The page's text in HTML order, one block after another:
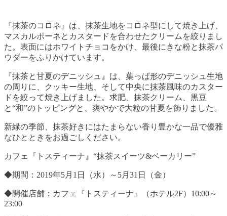
『抹茶のコロネ』は、抹茶生地をコロネ型にして焼き上げ、
マスカルポーネとカスタードを合わせたクリームを絞りまし
た。表面にはホワイトチョコをかけ、最後にきな粉と抹茶パ
ウダーをふりかけています。
『抹茶と甘夏のデニッシュ』は、葉っぱ形のデニッシュ生地
の周りに、クッキー生地、そして中央に抹茶風味のカスター
ドを絞って焼き上げました。求肥、抹茶クリーム、黒豆
と“和”のトッピングと、爽やかで大粒の甘夏を飾りました。
新緑の季節、抹茶好きにはたまらない香り豊かな一品で優雅
なひとときをお過ごしください。
カフェ『トスティーナ』 “抹茶スイーツ&ベーカリー”
◆期間：2019年5月1日（水）～5月31日（金）
◆開催店舗：カフェ『 トスティーナ』（ホテル2F）10:00～
23:00